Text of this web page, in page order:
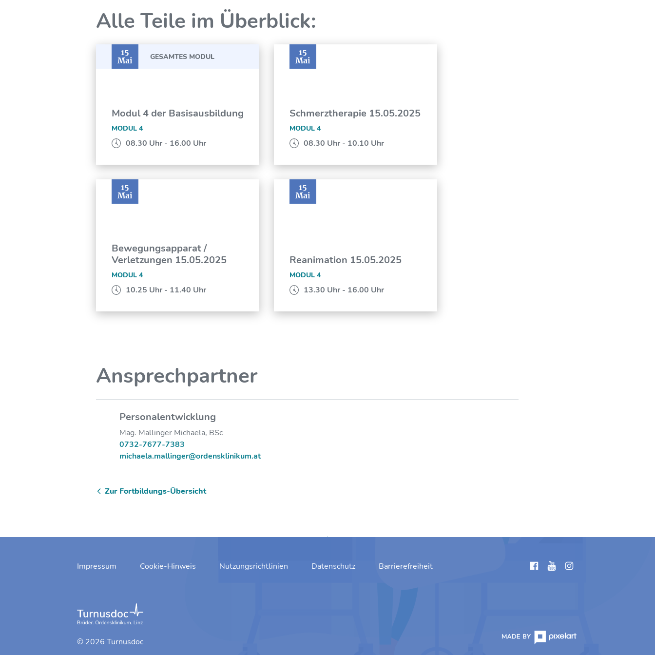
Alle Teile im Überblick:
15
Mai
GESAMTES MODUL
Modul 4 der Basisausbildung
MODUL 4
08.30 Uhr - 16.00 Uhr
15
Mai
Schmerztherapie 15.05.2025
MODUL 4
08.30 Uhr - 10.10 Uhr
15
Mai
Bewegungsapparat /
Verletzungen 15.05.2025
MODUL 4
10.25 Uhr - 11.40 Uhr
15
Mai
Reanimation 15.05.2025
MODUL 4
13.30 Uhr - 16.00 Uhr
Ansprechpartner
Personalentwicklung
Mag. Mallinger Michaela, BSc
0732-7677-7383
michaela.mallinger@ordensklinikum.at
Zur Fortbildungs-Übersicht
Impressum Cookie-Hinweis Nutzungsrichtlinien Datenschutz Barrierefreiheit instagram
© 2026 Turnusdoc